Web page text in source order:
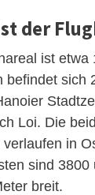
der
ist etwa
befindet sich
Loi. Die
in
sind 3800
breit.